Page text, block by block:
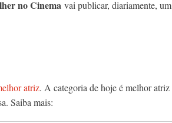
no Cinema vai publicar, diariamente, um
atriz. A categoria de hoje é melhor atriz
Saiba mais: